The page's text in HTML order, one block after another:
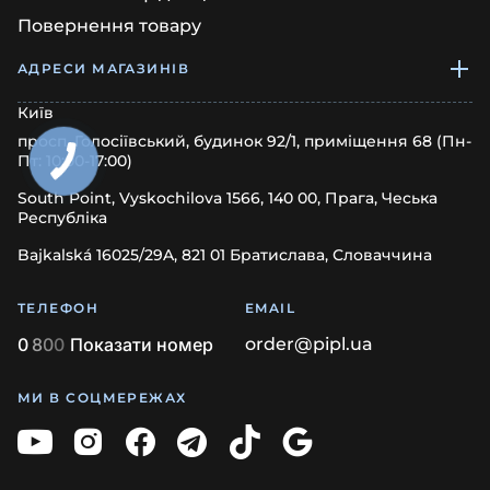
Повернення товару
АДРЕСИ МАГАЗИНІВ
Київ
просп. Голосіївський, будинок 92/1, приміщення 68 (Пн-
Пт: 10:00-17:00)
South Point, Vyskochilova 1566, 140 00, Прага, Чеська
Республіка
Bajkalská 16025/29A, 821 01 Братислава, Словаччина
ТЕЛЕФОН
0 800 Показати номер
EMAIL
order@pipl.ua
МИ В СОЦМЕРЕЖАХ